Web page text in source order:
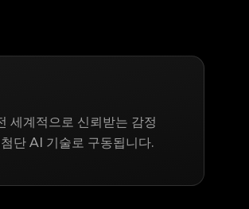
세계적으로 신뢰받는 감정
단 AI 기술로 구동됩니다.